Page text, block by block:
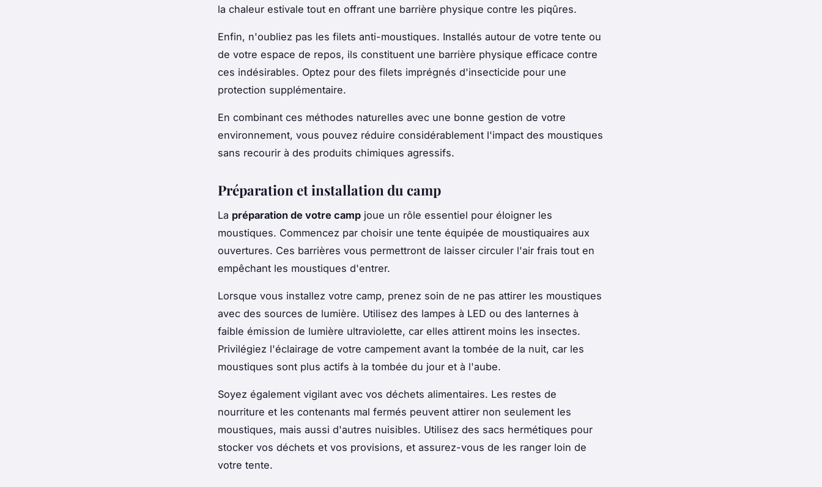
la chaleur estivale tout en offrant une barrière physique contre les piqûres.
Enfin, n'oubliez pas les filets anti-moustiques. Installés autour de votre tente ou
de votre espace de repos, ils constituent une barrière physique efficace contre
ces indésirables. Optez pour des filets imprégnés d'insecticide pour une
protection supplémentaire.
En combinant ces méthodes naturelles avec une bonne gestion de votre
environnement, vous pouvez réduire considérablement l'impact des moustiques
sans recourir à des produits chimiques agressifs.
Préparation et installation du camp
La préparation de votre camp joue un rôle essentiel pour éloigner les
moustiques. Commencez par choisir une tente équipée de moustiquaires aux
ouvertures. Ces barrières vous permettront de laisser circuler l'air frais tout en
empêchant les moustiques d'entrer.
Lorsque vous installez votre camp, prenez soin de ne pas attirer les moustiques
avec des sources de lumière. Utilisez des lampes à LED ou des lanternes à
faible émission de lumière ultraviolette, car elles attirent moins les insectes.
Privilégiez l'éclairage de votre campement avant la tombée de la nuit, car les
moustiques sont plus actifs à la tombée du jour et à l'aube.
Soyez également vigilant avec vos déchets alimentaires. Les restes de
nourriture et les contenants mal fermés peuvent attirer non seulement les
moustiques, mais aussi d'autres nuisibles. Utilisez des sacs hermétiques pour
stocker vos déchets et vos provisions, et assurez-vous de les ranger loin de
votre tente.